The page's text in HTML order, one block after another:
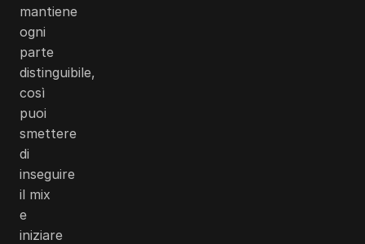
mantiene
ogni
parte
distinguibile,
così
puoi
smettere
di
inseguire
il mix
e
iniziare